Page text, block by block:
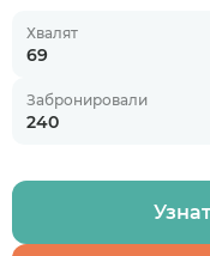
Хвалят
69
Забронировали
240